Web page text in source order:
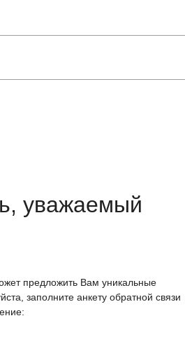
уважаемый
предложить Вам уникальные
заполните анкету обратной связи